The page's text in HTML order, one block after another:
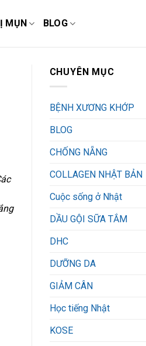
MỤN BLOG
CHUYÊN MỤC
BỆNH XƯƠNG KHỚP
BLOG
CHỐNG NẴNG
COLLAGEN NHẬT BẢN
Cuộc sống ở Nhật
DẦU GỘI SỮA TẮM
DHC
DƯỠNG DA
GIẢM CÂN
Học tiếng Nhật
KOSE